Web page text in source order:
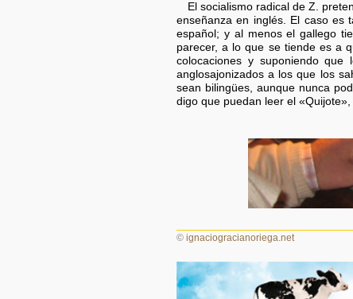
El socialismo radical de Z.
enseñanza en inglés. El caso es
español; y al menos el gallego
parecer, a lo que se tiende es a
colocaciones y suponiendo
anglosajonizados a los que los
sean bilingües, aunque nunca
digo que puedan leer el
© ignaciogracianoriega.net